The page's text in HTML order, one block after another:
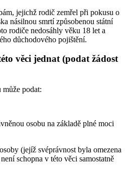
jejichž rodič zemřel při pokusu o
násilnou smrtí způsobenou státní
rodiče nedosáhly věku 18 let a
důchodového pojištění.
věci jednat (podat žádost
podat:
osobu na základě plné moci
(jejíž svéprávnost byla omezena
schopna v této věci samostatně